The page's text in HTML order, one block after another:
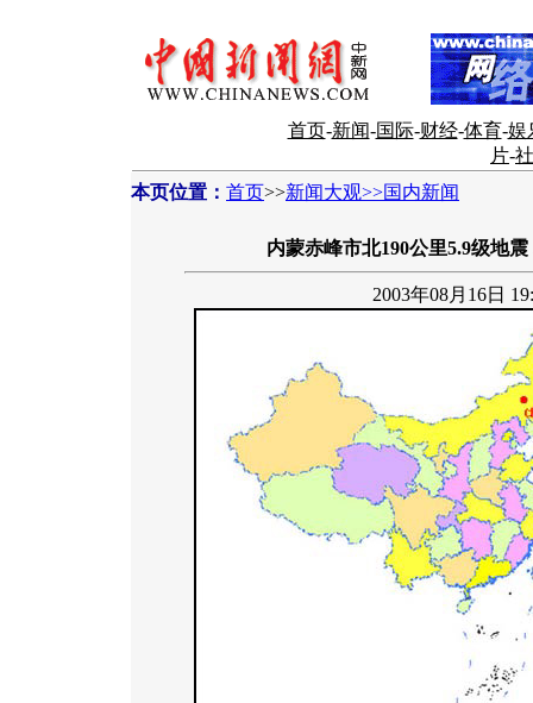
首页-新闻-国际-财经-体育-娱
片-
本页位置： 首页>>新闻大观>>国内新闻
内蒙赤峰市北190公里5.9级地
2003年08月16日